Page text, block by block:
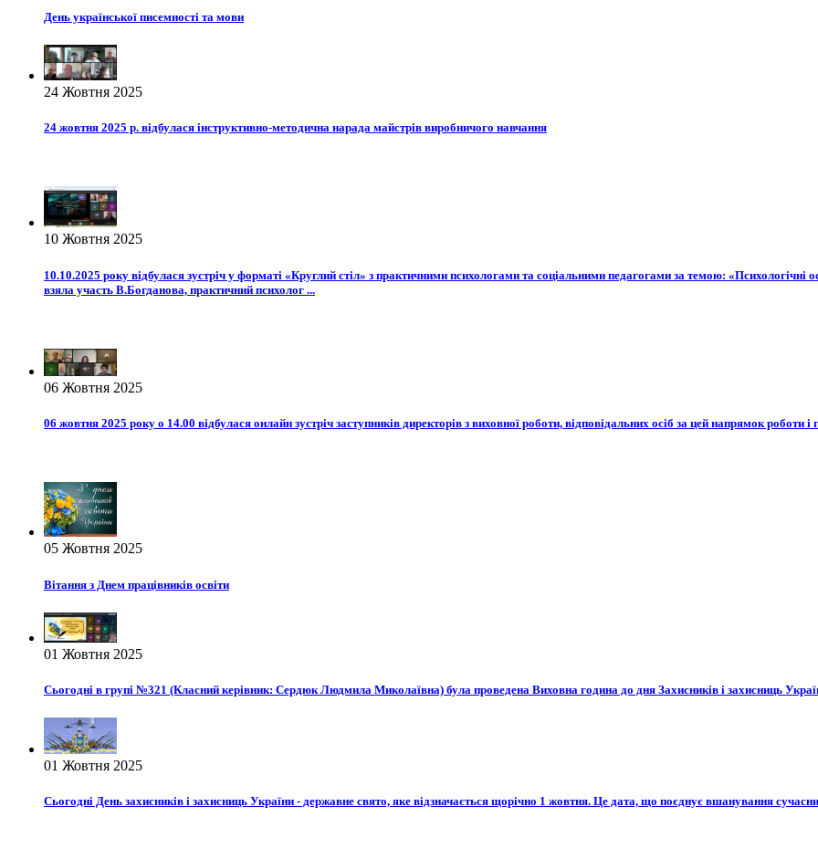
День української писемності та мови
24 Жовтня 2025
24 жовтня 2025 р. відбулася інструктивно-методична нарада майстрів виробничого навчання
10 Жовтня 2025
10.10.2025 року відбулася зустріч у форматі «Круглий стіл» з практичними психологами та соціальними педагогами за темою: «Психологічні
взяла участь В.Богданова, практичний психолог ...
06 Жовтня 2025
06 жовтня 2025 року о 14.00 відбулася онлайн зустріч заступників директорів з виховної роботи, відповідальних осіб за цей напрямок роботи і
05 Жовтня 2025
Вітання з Днем працівників освіти
01 Жовтня 2025
Сьогодні в групі №321 (Класний керівник: Сердюк Людмила Миколаївна) була проведена Виховна година до дня Захисників і захисниць
01 Жовтня 2025
Сьогодні День захисників і захисниць України - державне свято, яке відзначається щорічно 1 жовтня. Це дата, що поєднує вшанування